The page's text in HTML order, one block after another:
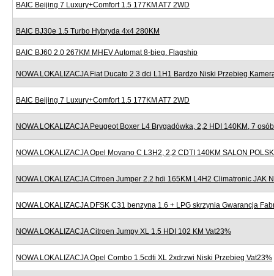
BAIC Beijing 7 Luxury+Comfort 1.5 177KM AT7 2WD
BAIC BJ30e 1.5 Turbo Hybryda 4x4 280KM
BAIC BJ60 2.0 267KM MHEV Automat 8-bieg. Flagship
NOWA LOKALIZACJA Fiat Ducato 2.3 dci L1H1 Bardzo Niski Przebieg
BAIC Beijing 7 Luxury+Comfort 1.5 177KM AT7 2WD
NOWA LOKALIZACJA Peugeot Boxer L4 Brygadówka, 2,2 HDI 140KM, 7
NOWA LOKALIZACJA Opel Movano C L3H2, 2,2 CDTI 140KM SALON
NOWA LOKALIZACJA Citroen Jumper 2.2 hdi 165KM L4H2 Climatronic JAK
NOWA LOKALIZACJA DFSK C31 benzyna 1.6 + LPG skrzynia Gwarancja
NOWA LOKALIZACJA Citroen Jumpy XL 1.5 HDI 102 KM Vat23%
NOWA LOKALIZACJA Opel Combo 1.5cdti XL 2xdrzwi Niski Przebieg Vat23%